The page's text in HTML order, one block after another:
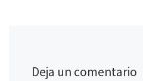
Deja un comentario